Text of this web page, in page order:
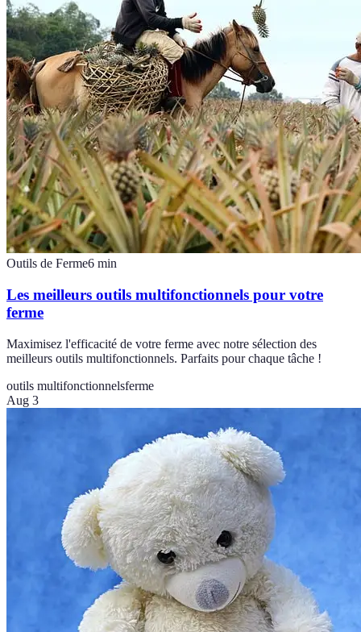
Outils de Ferme6 min
Les meilleurs outils multifonctionnels pour votre
ferme
Maximisez l'efficacité de votre ferme avec notre sélection des
meilleurs outils multifonctionnels. Parfaits pour chaque tâche !
outils multifonctionnelsferme
Aug 3